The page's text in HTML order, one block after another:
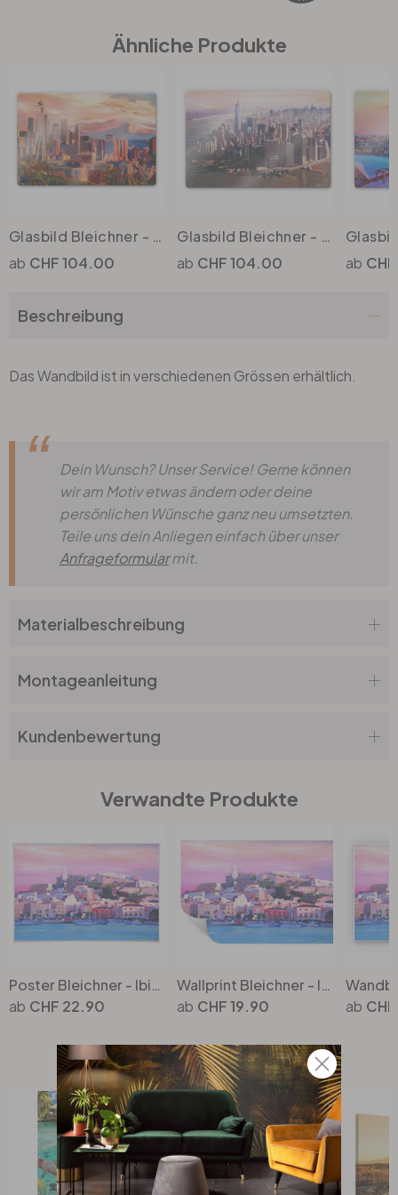
Bad
Eingangsbereich
Ähnliche Produkte
Glasbild Bleichner - Seattle
CHF 104.00
Glasbild Bleichner - Manhattan Freedom
CHF 104.00
Beschreibung
Das Wandbild ist in verschiedenen Grössen erhältlich.
Dein Wunsch? Unser Service! Gerne können
wir am Motiv etwas ändern oder deine
persönlichen Wünsche ganz neu umsetzten.
Teile uns dein Anliegen einfach über unser
Anfrageformularmit.
Materialbeschreibung
Montageanleitung
Kundenbewertung
Verwandte Produkte
Poster Bleichner - Ibiza - The Pearl of the Mediterranean
CHF 22.90
Wallprint Bleichner - Ibiza-The Pearl of the Mediterranean
CHF 19.90
Top Seller